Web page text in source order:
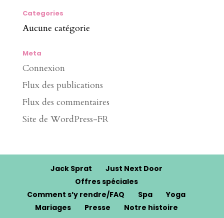
Categories
Aucune catégorie
Meta
Connexion
Flux des publications
Flux des commentaires
Site de WordPress-FR
Jack Sprat
Just Next Door
Offres spéciales
Comment s’y rendre/FAQ
Spa
Yoga
Mariages
Presse Notre histoire